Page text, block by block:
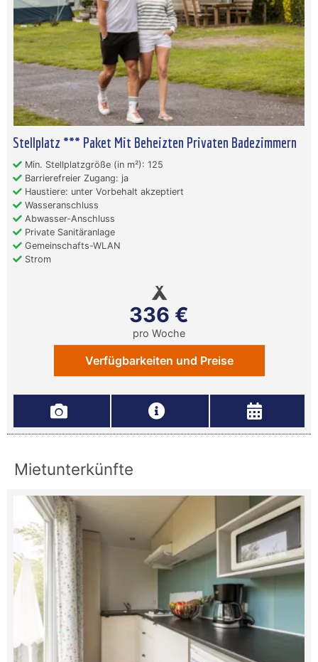
Stellplatz *** Paket Mit Beheizten Privaten Badezimmern
Min. Stellplatzgröße (in m²): 125
Barrierefreier Zugang: ja
Haustiere: unter Vorbehalt akzeptiert
Wasseranschluss
Abwasser-Anschluss
Private Sanitäranlage
Gemeinschafts-WLAN
Strom
336 €
pro Woche
Verfügbarkeiten und Preise
Mietunterkünfte